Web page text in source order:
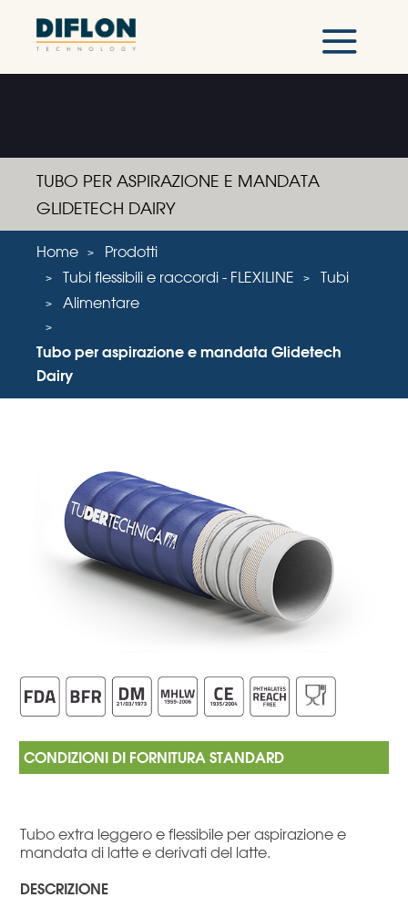
TUBO PER ASPIRAZIONE E MANDATA
GLIDETECH DAIRY
Home
Prodotti
Tubi flessibili e raccordi - FLEXILINE
Tubi
Alimentare
Tubo per aspirazione e mandata Glidetech
Dairy
Tubo extra leggero e flessibile per aspirazione e
mandata di latte e derivati del latte.
DESCRIZIONE